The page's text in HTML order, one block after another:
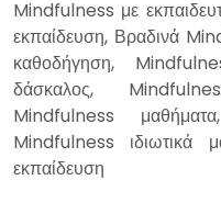
Mindfulness με
εκπαίδευση, Βραδινά
καθοδήγηση,
δάσκαλος,
Mindfulness
Mindfulness ιδιωτικά
εκπαίδευση